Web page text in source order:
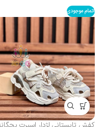
اتمام موجودی